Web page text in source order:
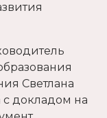
Светлана
с докладом на